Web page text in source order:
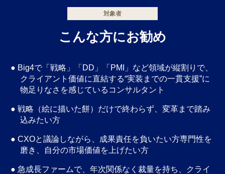
対象者
こんな方にお勧め
● Big4で「戦略」「DD」「PMI」など領域が縦割りで、
クライアント価値に直結する“実装までの一貫支援”に
物足りなさを感じているコンサルタント
● 戦略（絵に描いた餅）だけで終わらず、変革まで踏み
込みたい方
● CXOと議論しながら、成果責任を負いたい方専門性を
磨き、自分の市場価値を上げたい方
● 急成長ファームで、年次関係なく裁量を持ち、クライ